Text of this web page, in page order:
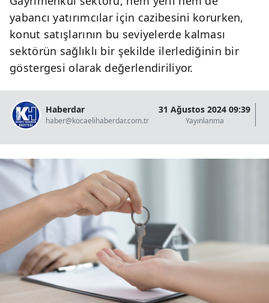
yabancı yatırımcılar için cazibesini korurken,
konut satışlarının bu seviyelerde kalması
sektörün sağlıklı bir şekilde ilerlediğinin bir
göstergesi olarak değerlendiriliyor.
Haberdar
haber@kocaelihaberdar.com.tr
31 Ağustos 2024 09:39
Yayınlanma